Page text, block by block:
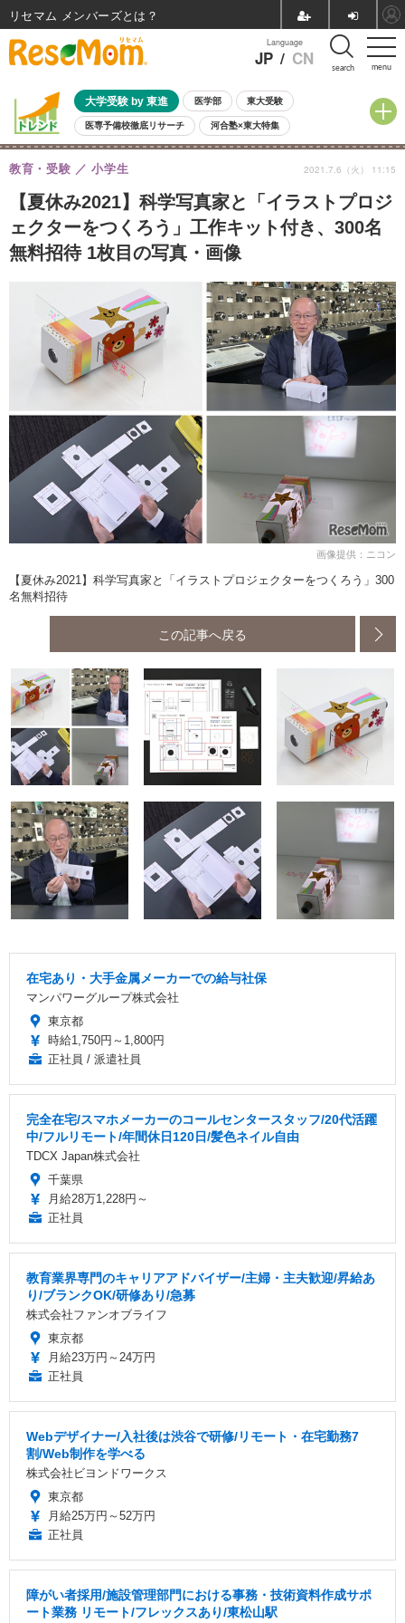
menu
Language
JP / CN search
大学受験 by 東進 医学部 東大受験
医専予備校徹底リサーチ 河合塾×東大特集
親子で考える大学選び 高校受験 中学受験 小学校受験
共通テスト 夏休み
8月開催イベント・WS 全国公立高校 過去問 人気記事
自由研究教材（小学生向け） 自由研究教材（中学生向け） ランキング
【夏休み2021】科学写真家と「イラストプロジ
ェクターをつくろう」工作キット付き、300名
無料招待 1枚目の写真・画像
教育・受験 小学生 2021.7.6（火） 11:15
画像提供：ニコン
【夏休み2021】科学写真家と「イラストプロジェクターをつくろう」300
名無料招待
この記事へ戻る
在宅あり・大手金属メーカーでの給与社保
マンパワーグループ株式会社
東京都
時給1,750円～1,800円
正社員 / 派遣社員
完全在宅/スマホメーカーのコールセンタースタッフ/20代活躍
中/フルリモート/年間休日120日/髪色ネイル自由
TDCX Japan株式会社
千葉県
月給28万1,228円～
正社員
教育業界専門のキャリアアドバイザー/主婦・主夫歓迎/昇給あ
り/ブランクOK/研修あり/急募
株式会社ファンオブライフ
東京都
月給23万円～24万円
正社員
Webデザイナー/入社後は渋谷で研修/リモート・在宅勤務7
割/Web制作を学べる
株式会社ビヨンドワークス
東京都
月給25万円～52万円
正社員
障がい者採用/施設管理部門における事務・技術資料作成サポ
ート業務 リモート/フレックスあり/東松山駅
リセマム メンバーズ